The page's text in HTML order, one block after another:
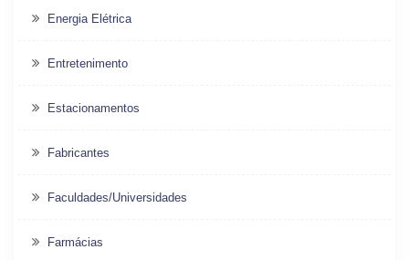
Energia Elétrica
Entretenimento
Estacionamentos
Fabricantes
Faculdades/Universidades
Farmácias